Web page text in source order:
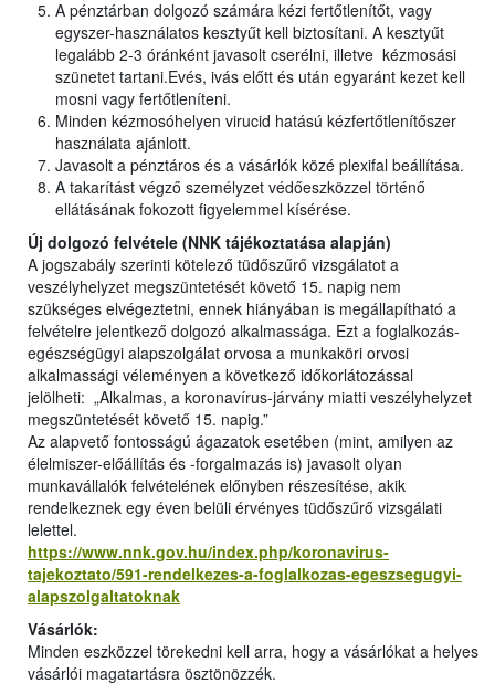
A pénztárban dolgozó számára kézi fertőtlenítőt, vagy
egyszer-használatos kesztyűt kell biztosítani. A kesztyűt
legalább 2-3 óránként javasolt cserélni, illetve kézmosási
szünetet tartani.Evés, ivás előtt és után egyaránt kezet kell
mosni vagy fertőtleníteni.
Minden kézmosóhelyen virucid hatású kézfertőtlenítőszer
használata ajánlott.
Javasolt a pénztáros és a vásárlók közé plexifal beállítása.
A takarítást végző személyzet védőeszközzel történő
ellátásának fokozott figyelemmel kísérése.
Új dolgozó felvétele (NNK tájékoztatása alapján)
A jogszabály szerinti kötelező tüdőszűrő vizsgálatot a
veszélyhelyzet megszüntetését követő 15. napig nem
szükséges elvégeztetni, ennek hiányában is megállapítható a
felvételre jelentkező dolgozó alkalmassága. Ezt a foglalkozás-
egészségügyi alapszolgálat orvosa a munkaköri orvosi
alkalmassági véleményen a következő időkorlátozással
jelölheti: „Alkalmas, a koronavírus-járvány miatti veszélyhelyzet
megszüntetését követő 15. napig.”
Az alapvető fontosságú ágazatok esetében (mint, amilyen az
élelmiszer-előállítás és -forgalmazás is) javasolt olyan
munkavállalók felvételének előnyben részesítése, akik
rendelkeznek egy éven belüli érvényes tüdőszűrő vizsgálati
lelettel.
https://www.nnk.gov.hu/index.php/koronavirus-
tajekoztato/591-rendelkezes-a-foglalkozas-egeszsegugyi-
alapszolgaltatoknak
Vásárlók:
Minden eszközzel törekedni kell arra, hogy a vásárlókat a helyes
vásárlói magatartásra ösztönözzék.